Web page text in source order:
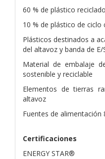
60 % de plástico
10 % de plástico de
Plásticos destinados a
del altavoz y banda de E/
Material de embalaje
sostenible y reciclable
Elementos de tierras
altavoz
Fuentes de
Certificaciones
ENERGY STAR®